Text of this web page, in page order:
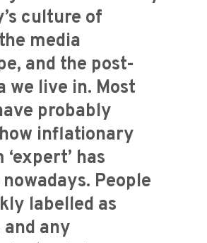
culture of
media
and the post-
we live in. Most
probably
inflationary
has
People
labelled as
any